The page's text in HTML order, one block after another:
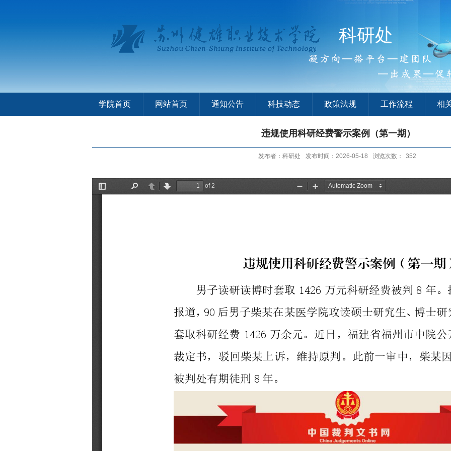
科研处
学院首页 网站首页 通知公告 科技动态 政策法规 工作流程 相
违规使用科研经费警示案例（第一期）
发布者：科研处 发布时间：2026-05-18 浏览次数： 352